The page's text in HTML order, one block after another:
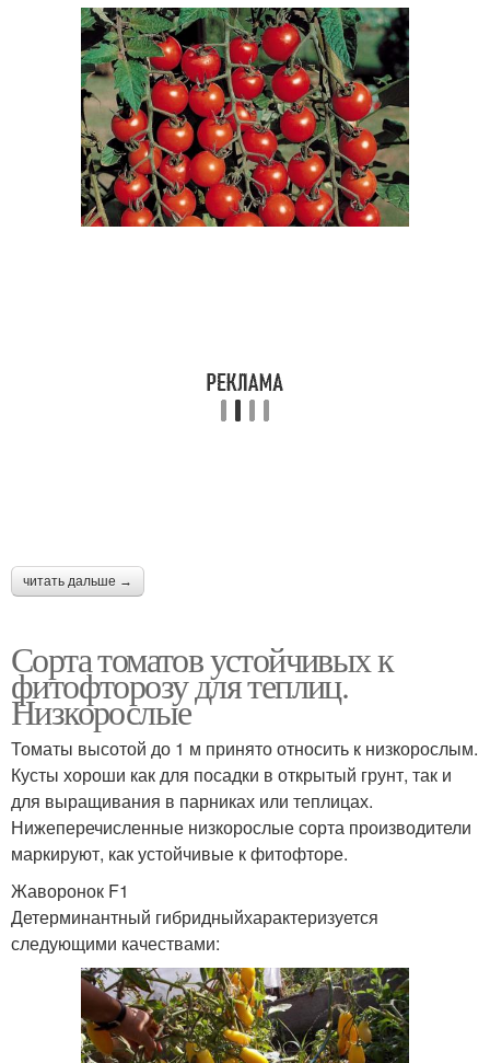
читать дальше →
Сорта томатов устойчивых к
фитофторозу для теплиц.
Низкорослые
Томаты высотой до 1 м принято относить к низкорослым.
Кусты хороши как для посадки в открытый грунт, так и
для выращивания в парниках или теплицах.
Нижеперечисленные низкорослые сорта производители
маркируют, как устойчивые к фитофторе.
Жаворонок F1
Детерминантный гибридныйхарактеризуется
следующими качествами: